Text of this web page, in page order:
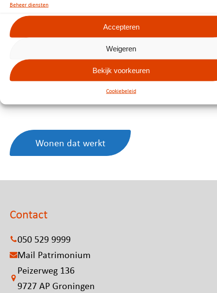
Beheer diensten
Accepteren
Weigeren
Bekijk voorkeuren
Cookiebeleid
wonen in Groningen. Dat is wonen dat werkt.
Vind je op onze website geen passende functie,
wonendatwerkt.nl. Op die site staan
de vacatures van alle 24 noordelijke
woningcorporaties bij elkaar. Grote kans dat je
daar een baan vindt die bij jou past.
Wonen dat werkt
Contact
050 529 9999
Mail Patrimonium
Peizerweg 136
9727 AP Groningen